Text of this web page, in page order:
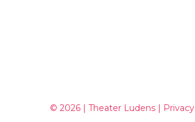
© 2026 | Theater Ludens | Privacy